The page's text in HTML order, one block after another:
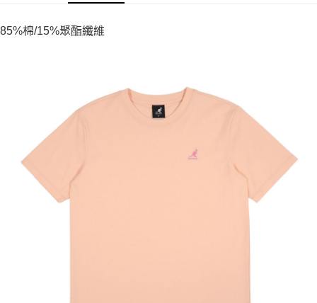
85%棉/15%聚酯纖維